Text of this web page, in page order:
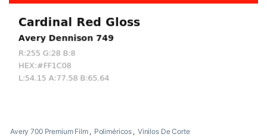
Avery 700 Premium Film , Poliméricos , Vinilos De Corte